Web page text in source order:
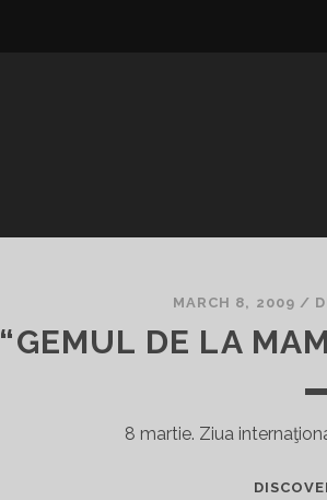
MARCH 8, 2009 /
“GEMUL DE LA
8 martie. Ziua